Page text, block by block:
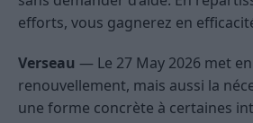
efforts, vous gagnerez en
Verseau — Le 27 May 2026 met
renouvellement, mais aussi la
une forme concrète à certaines